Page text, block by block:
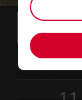
Instructions
Screen
Reader
Přeskočit
odkazy
v
Vyhledat
vyzvednutí
datum
Požadovaný
vyzvednutí
je
09